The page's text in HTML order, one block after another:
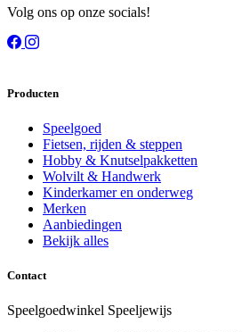
Volg ons op onze socials!
Producten
Speelgoed
Fietsen, rijden & steppen
Hobby & Knutselpakketten
Wolvilt & Handwerk
Kinderkamer en onderweg
Merken
Aanbiedingen
Bekijk alles
Contact
Speelgoedwinkel Speeljewijs